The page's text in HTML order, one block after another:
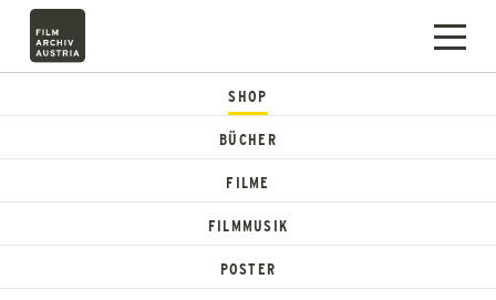
SHOP
BÜCHER
FILME
FILMMUSIK
POSTER